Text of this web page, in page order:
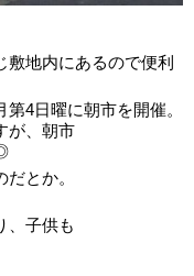
地内にあるので便利
4日曜に朝市を開催。
が、朝市
とか。
、子供も